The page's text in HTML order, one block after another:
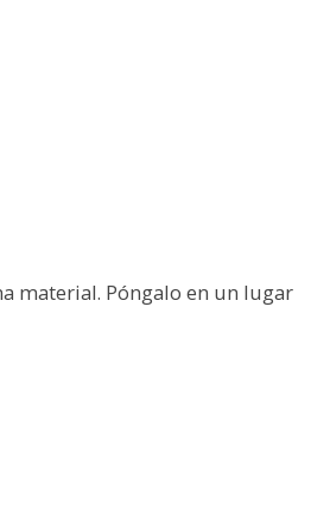
material. Póngalo en un lugar